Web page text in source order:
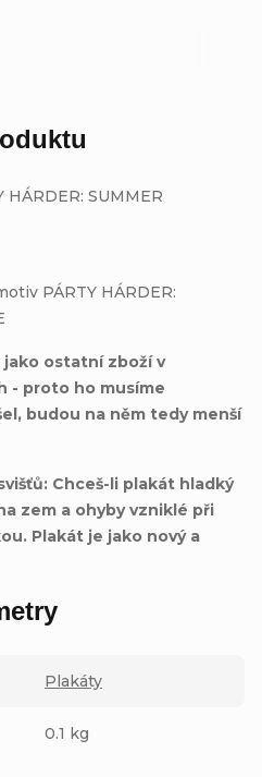
SUMMER
PÁRTY HÁRDER:
ostatní zboží v
- proto ho musíme
budou na něm tedy menší
Chceš-li plakát hladký
zem a ohyby vzniklé při
Plakát je jako nový a
Plakáty
0.1 kg